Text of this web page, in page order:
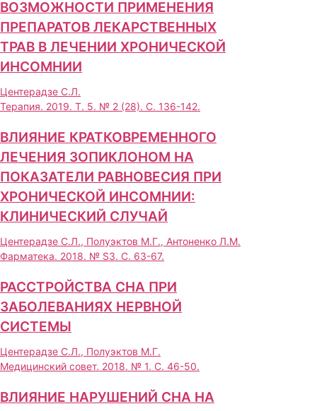
ВОЗМОЖНОСТИ ПРИМЕНЕНИЯ
ПРЕПАРАТОВ ЛЕКАРСТВЕННЫХ
ТРАВ В ЛЕЧЕНИИ ХРОНИЧЕСКОЙ
ИНСОМНИИ
Центерадзе С.Л.
Терапия. 2019. Т. 5. № 2 (28). С. 136-142.
ВЛИЯНИЕ КРАТКОВРЕМЕННОГО
ЛЕЧЕНИЯ ЗОПИКЛОНОМ НА
ПОКАЗАТЕЛИ РАВНОВЕСИЯ ПРИ
ХРОНИЧЕСКОЙ ИНСОМНИИ:
КЛИНИЧЕСКИЙ СЛУЧАЙ
Центерадзе С.Л., Полуэктов М.Г., Антоненко Л.М.
Фарматека. 2018. № S3. С. 63-67.
РАССТРОЙСТВА СНА ПРИ
ЗАБОЛЕВАНИЯХ НЕРВНОЙ
СИСТЕМЫ
Центерадзе С.Л., Полуэктов М.Г.
Медицинский совет. 2018. № 1. С. 46-50.
ВЛИЯНИЕ НАРУШЕНИЙ СНА НА